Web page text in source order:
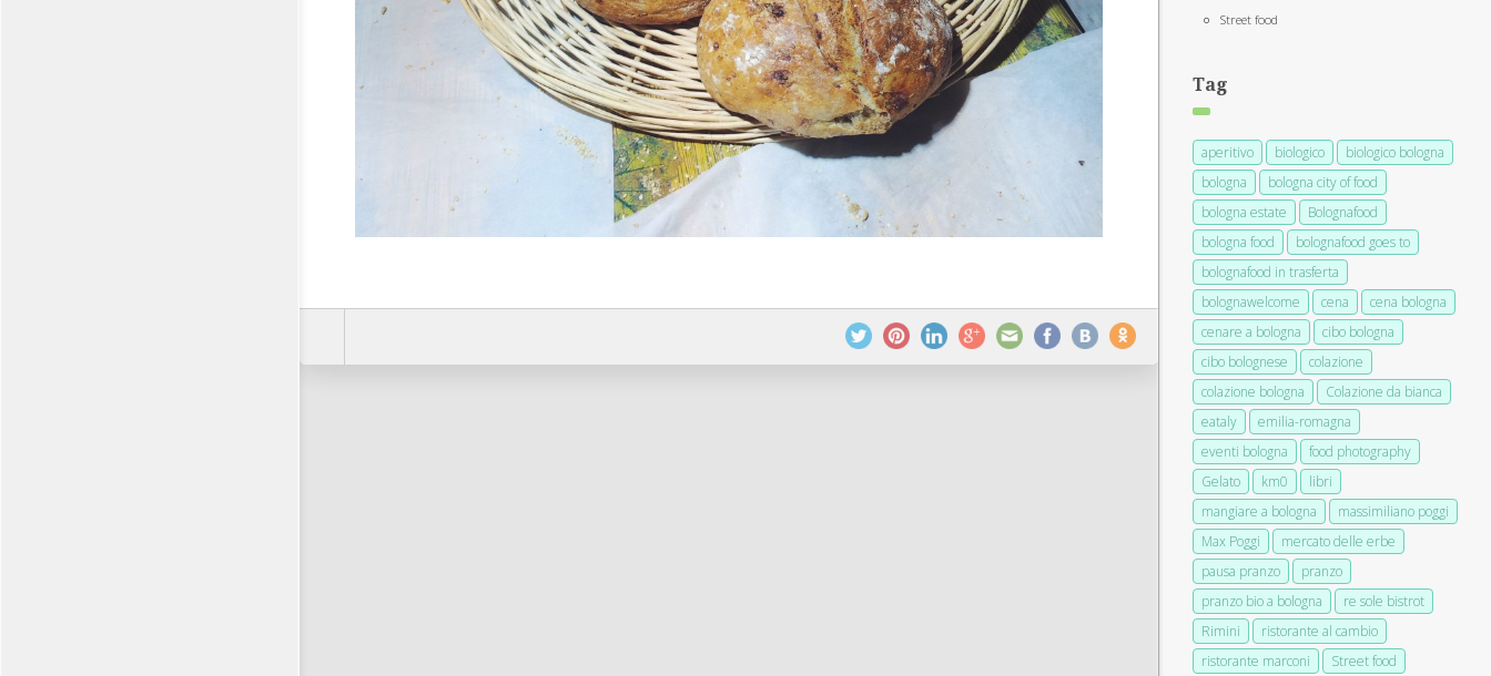
Street food
Tag
aperitivo biologico
biologico bologna
bologna
bologna city of food
bologna estate
Bolognafood
bologna food
bolognafood goes to
bolognafood in trasferta
bolognawelcome
cena
cena bologna
cenare a bologna
cibo bologna
cibo bolognese
colazione
colazione bologna
Colazione da bianca
eataly
emilia-romagna
eventi bologna
food photography
Gelato
km0
libri
mangiare a bologna
massimiliano poggi
Max Poggi
mercato delle erbe
pausa pranzo
pranzo
pranzo bio a bologna
re sole bistrot
Rimini
ristorante al cambio
ristorante marconi
Street food